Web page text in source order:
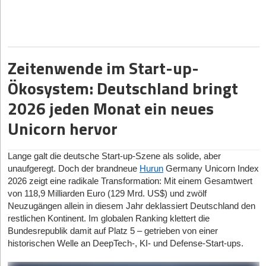
Der rasante Abschluss fügt sich in die bisherige Historie ein: Erst
im April 2026 im Braunschweiger Trafo Hub gegründet, brachte
das Start-up bereits im Juni sein Produkt auf den Markt. Die KI-
Lösung für Steuerkanzleien werde nach Unternehmensangaben
inzwischen bundesweit genutzt.
Der Markt, in den Invecorum vorstößt, steht unter Druck.
Steuerkanzleien leiden unter Fachkräftemangel, was den Einsatz
von KI-Assistenten attraktiv macht. Das Branchenproblem: Die
Nutzung etablierter US-Lösungen ist für Berufsträger*innen
riskant, da sie gesetzlich zu strenger Verschwiegenheit
verpflichtet sind. Landen sensible Mandant*innendaten auf
amerikanischen Servern, drohen massive Compliance-
Probleme.
Zeitenwende im Start-up-
Ökosystem: Deutschland bringt
2026 jeden Monat ein neues
Unicorn hervor
Lange galt die deutsche Start-up-Szene als solide, aber
unaufgeregt. Doch der brandneue Hurun Germany Unicorn Index
2026 zeigt eine radikale Transformation: Mit einem Gesamtwert
von 118,9 Milliarden Euro (129 Mrd. US$) und zwölf
Neuzugängen allein in diesem Jahr deklassiert Deutschland den
restlichen Kontinent. Im globalen Ranking klettert die
Bundesrepublik damit auf Platz 5 – getrieben von einer
historischen Welle an DeepTech-, KI- und Defense-Start-ups.